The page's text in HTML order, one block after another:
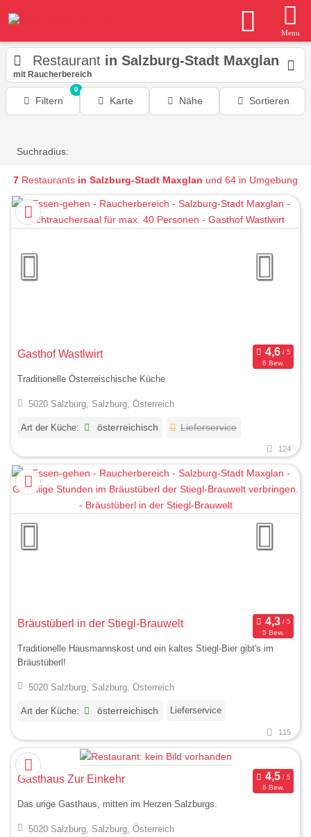
Menu
Restaurant in Salzburg-Stadt Maxglan
mit Raucherbereich
Filtern
0
Karte Nähe Sortieren
Suchradius:
7 Restaurants in Salzburg-Stadt Maxglan und 64 in Umgebung
Gasthof Wastlwirt
6 Bew.
Traditionelle Österreischische Küche
5020 Salzburg, Salzburg, Österreich
Art der Küche: österreichisch Lieferservice
124
Bräustüberl in der Stiegl-Brauwelt
5 Bew.
Traditionelle Hausmannskost und ein kaltes Stiegl-Bier gibt's im
Bräustüberl!
5020 Salzburg, Salzburg, Österreich
Art der Küche: österreichisch Lieferservice
115
Gasthaus Zur Einkehr
6 Bew.
Das urige Gasthaus, mitten im Herzen Salzburgs.
5020 Salzburg, Salzburg, Österreich